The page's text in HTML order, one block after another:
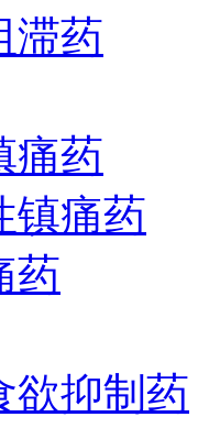
滞药
痛药
镇痛药
药
欲抑制药